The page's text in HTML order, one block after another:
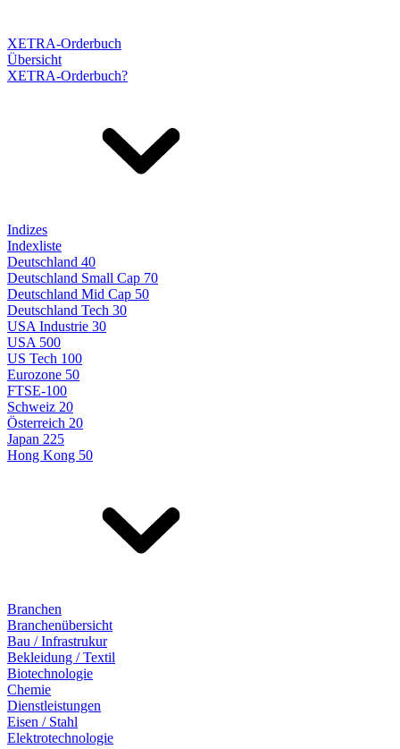
XETRA-Orderbuch
Übersicht
XETRA-Orderbuch?
Indizes
Indexliste
Deutschland 40
Deutschland Small Cap 70
Deutschland Mid Cap 50
Deutschland Tech 30
USA Industrie 30
USA 500
US Tech 100
Eurozone 50
FTSE-100
Schweiz 20
Österreich 20
Japan 225
Hong Kong 50
Branchen
Branchenübersicht
Bau / Infrastrukur
Bekleidung / Textil
Biotechnologie
Chemie
Dienstleistungen
Eisen / Stahl
Elektrotechnologie